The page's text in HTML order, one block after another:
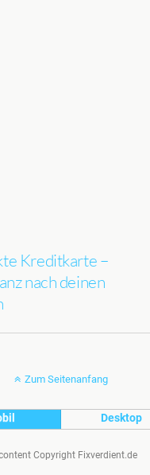
Kreditkarte –
nach deinen
Zum Seitenanfang
Desktop
Copyright Fixverdient.de